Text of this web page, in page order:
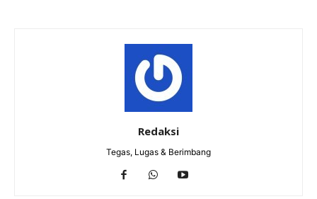
Redaksi
Tegas, Lugas & Berimbang